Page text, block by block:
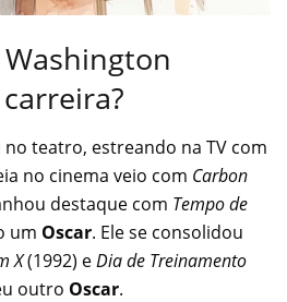
no teatro, estreando na TV com
no cinema veio com Carbon
destaque com Tempo de
um Oscar. Ele se consolidou
X(1992) eDia de Treinamento
outro Oscar.